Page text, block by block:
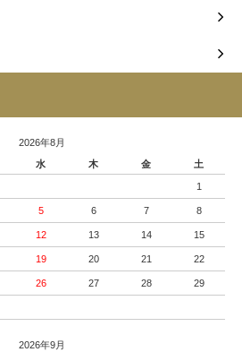
2026年8月
水 木 金 土
1
5 6 7 8
12 13 14 15
19 20 21 22
26 27 28 29
2026年9月